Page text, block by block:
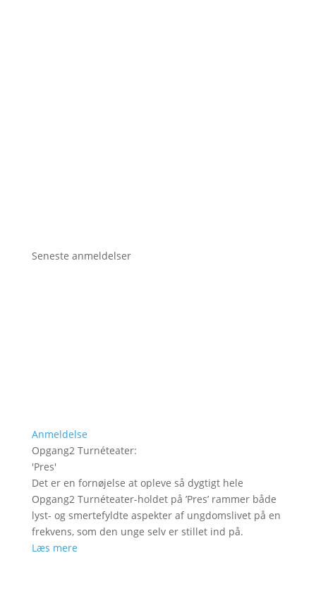
Seneste anmeldelser
Anmeldelse
Opgang2 Turnéteater:
'Pres'
Det er en fornøjelse at opleve så dygtigt hele
Opgang2 Turnéteater-holdet på ’Pres’ rammer både
lyst- og smertefyldte aspekter af ungdomslivet på en
frekvens, som den unge selv er stillet ind på.
Læs mere